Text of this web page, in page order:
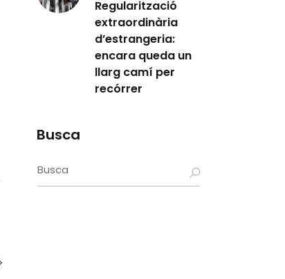
Regularització
extraordinària
d’estrangeria:
encara queda un
llarg camí per
recórrer
Busca
Search
for: